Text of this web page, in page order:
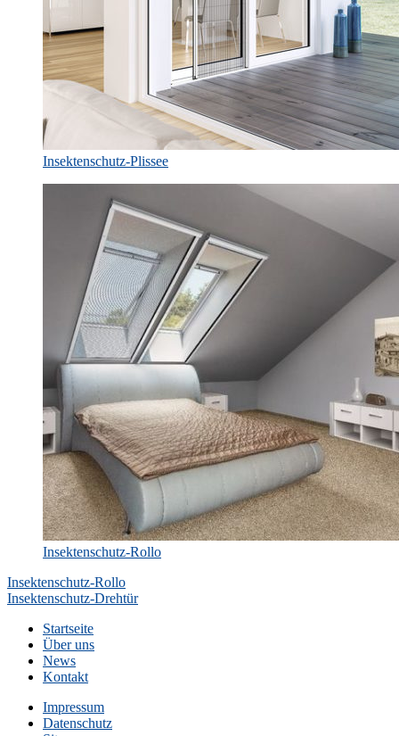
Insektenschutz-Plissee
Insektenschutz-Rollo
Beitragsnavigation
Insektenschutz-Rollo
Insektenschutz-Drehtür
Startseite
Über uns
News
Kontakt
Impressum
Datenschutz